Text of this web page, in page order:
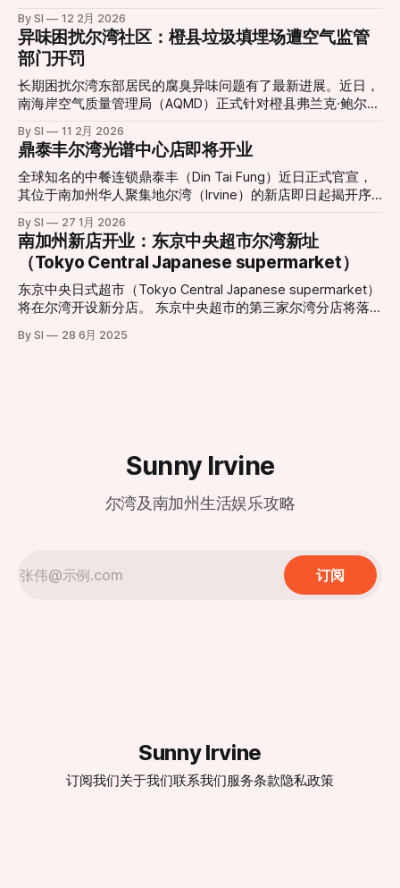
景观视角和绚丽灯光吸引无数游客与居民，是当地社交活动与
城市夜景的重要组成部分。然而，在经历了多年运营之后，原
有设施已于2026年1月11日停止运营，并进入大规模更新改造
阶段。 根据项目官方消息，新一代巨型摩天轮正在紧张施工
中，并预定于今年夏季正式对外开放。届时，新摩天轮将在现
有基础上增加约23英尺（约7米）高度，整体设计更为现代
化，同时在灯光效果、乘坐舒适度和整体视野方面做出显著提
升。整合了更先进的可编程LED照明系统，新摩天轮能够演绎
更加丰富多变的灯光秀效果，为夜间游览提供更震撼体验。
项目负责人表示，这一重新设计的娱乐地标不仅是一次设施升
级，更是对整个中心景观与游客体验的重新构想。“新的摩天
轮将成为一个能激发更多记忆与故事的新起点，无论是家庭游
客、情侣约会还是节日庆典，都将成为他们新的集体回忆背
景。”该负责人指出。 随着更新工程的推进，这一城市地标即
将以全新姿态“回归天空”
By SI 12 2月 2026
异味困扰尔湾社区：橙县垃圾填埋场遭空气监管
部门开罚
长期困扰尔湾东部居民的腐臭异味问题有了最新进展。近日，
南海岸空气质量管理局（AQMD）正式针对橙县弗兰克·鲍尔曼
罚。这一举动回应了当地社区日益高涨的投诉声浪，也让城市
扩张与工业设施留存之间的矛盾再次成为焦点。 “无法打开的
窗户”：居民忍受度达极限 对于家住Portola Springs社区的居
民Monica Fonta来说，新鲜空气已经成为一种奢侈。她在受访
容，这种气味如同腐烂的垃圾在密闭空间内发酵，且在清晨、
深夜以及圣安娜风盛行时尤为刺鼻。 受影响的范围不仅限于
居住区。据悉，在距离填埋场数英里外的伍德伯里购物中心
（Woodbury Town Center）周边，也能时常闻到类似的酸腐
味。 历史遗留与城市化扩张的碰撞 鲍尔曼垃圾填埋场由橙县
政府所有并运营，自1990年起投入使用。填埋场负责人汤姆·
卡特里利斯（Tom Koutroulis）指出，该场址在30多年前建立
By SI 11 2月 2026
鼎泰丰尔湾光谱中心店即将开业
全球知名的中餐连锁鼎泰丰（Din Tai Fung）近日正式官宣，
其位于南加州华人聚集地尔湾（Irvine）的新店即日起揭开序
中心（Irvine Spectrum Center）迎来了又一重磅餐饮地标。
根据官方公布的信息，尔湾店将采取分阶段开业模式，为顾客
提供精致的用餐体验： * 试营业阶段 (Soft Opening)： 2月6
日至3月1日。此期间将采取预约制，目前已开放预订，旨在为
顾客提供更私密且高水准的先行体验。预约地址：
Opening)： 3月2日正式全面迎客。 现代化设计与经典美味的
By SI 27 1月 2026
南加州新店开业：东京中央超市尔湾新址
（Tokyo Central Japanese supermarket）
东京中央日式超市（Tokyo Central Japanese supermarket）
将在尔湾开设新分店。 东京中央超市的第三家尔湾分店将落
的日式商品，包括新鲜海产、熟食、美妆产品和厨具等。新店
By SI 28 6月 2025
Sunny Irvine
尔湾及南加州生活娱乐攻略
订阅
Sunny Irvine
订阅我们关于我们联系我们服务条款隐私政策